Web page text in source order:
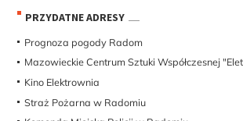
PRZYDATNE ADRESY
Prognoza pogody Radom
Mazowieckie Centrum Sztuki Współczesnej
Kino Elektrownia
Straż Pożarna w Radomiu